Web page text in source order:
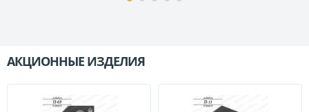
АКЦИОННЫЕ ИЗДЕЛИЯ